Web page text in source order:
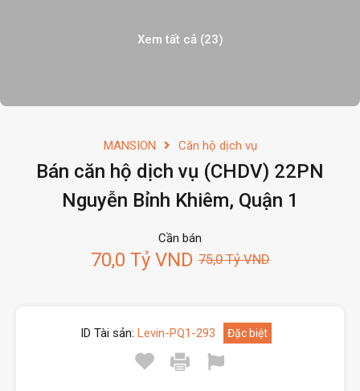
Xem tất cả (23)
MANSION Căn hộ dịch vụ
Bán căn hộ dịch vụ (CHDV) 22PN
Nguyễn Bỉnh Khiêm, Quận 1
Cần bán
70,0 Tỷ VND 75,0 Tỷ VND
ID Tài sản: Levin-PQ1-293 Đặc biệt